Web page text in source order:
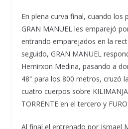
En plena curva final, cuando los
GRAN MANUEL les emparejó
entrando emparejados en la
seguido, GRAN MANUEL
Hemirxon Medina, pasando a
48″ para los 800 metros, cruzó
cuatro cuerpos sobre
TORRENTE en el tercero y
Al final el entrenado por Ismael